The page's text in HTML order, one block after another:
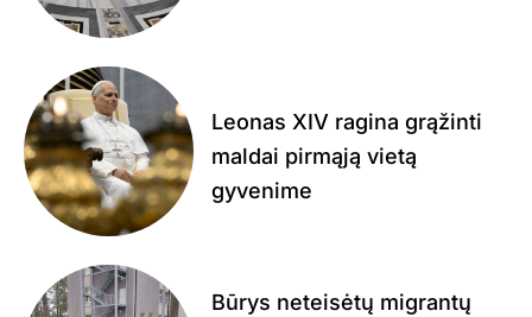
Leonas XIV ragina grąžinti
maldai pirmąją vietą
gyvenime
Būrys neteisėtų migrantų